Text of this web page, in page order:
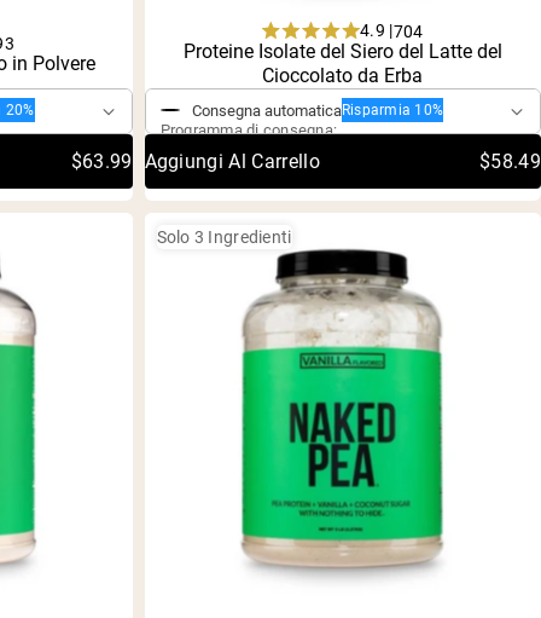
in Polvere
20%
$63.99
Rated
4.9
out
of
5
4.9 |704
Proteine Isolate del Siero del Latte del
Cioccolato da Erba
Acquisto singolo
Consegna automaticaRisparmia 10%
Programma di consegna:
Aggiungi Al Carrello $58.49
Solo 3 Ingredienti